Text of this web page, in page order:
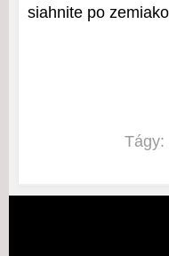
siahnite po
Tágy: